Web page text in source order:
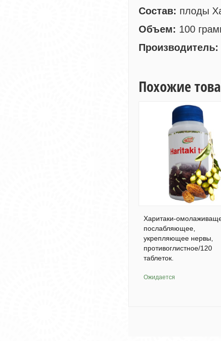
Состав: плоды
Объем: 100
Производитель:
Похожие
Харитаки-
послабляющее,
укрепляющее нервы,
противоглистное/120
таблеток.
Ожидается